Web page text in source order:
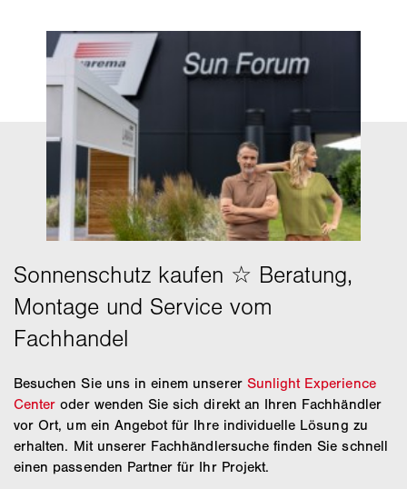
Besuchen Sie uns in einem unserer Sunlight Experience
Center oder wenden Sie sich direkt an Ihren Fachhändler
vor Ort, um ein Angebot für Ihre individuelle Lösung zu
erhalten. Mit unserer Fachhändlersuche finden Sie schnell
einen passenden Partner für Ihr Projekt.